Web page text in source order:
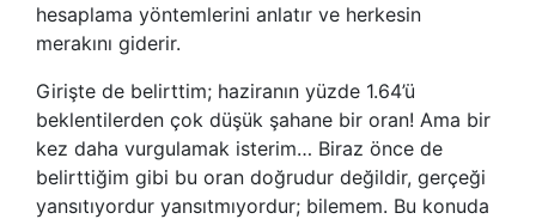
hesaplama yöntemlerini anlatır ve herkesin
merakını giderir.
Girişte de belirttim; haziranın yüzde 1.64’ü
beklentilerden çok düşük şahane bir oran! Ama bir
kez daha vurgulamak isterim… Biraz önce de
belirttiğim gibi bu oran doğrudur değildir, gerçeği
yansıtıyordur yansıtmıyordur; bilemem. Bu konuda